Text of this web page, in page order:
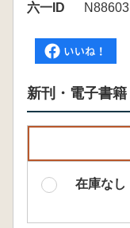
六一ID
N88603
新刊・電子書籍
在庫なし